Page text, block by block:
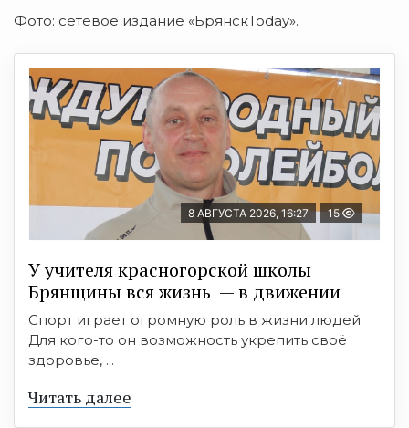
Фото: сетевое издание «БрянскToday».
8 АВГУСТА 2026, 16:27 15
У учителя красногорской школы
Брянщины вся жизнь — в движении
Спорт играет огромную роль в жизни людей.
Для кого-то он возможность укрепить своё
здоровье, ...
Читать далее